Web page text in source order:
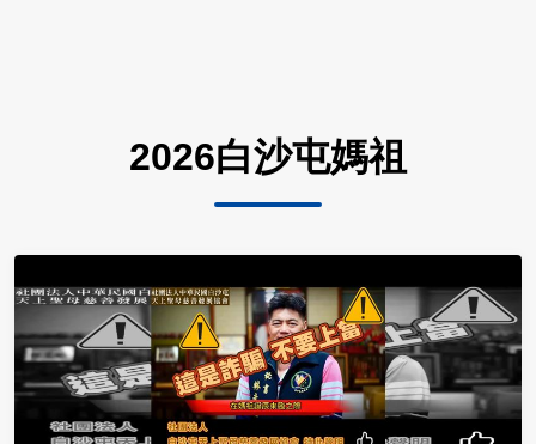
2026白沙屯媽祖